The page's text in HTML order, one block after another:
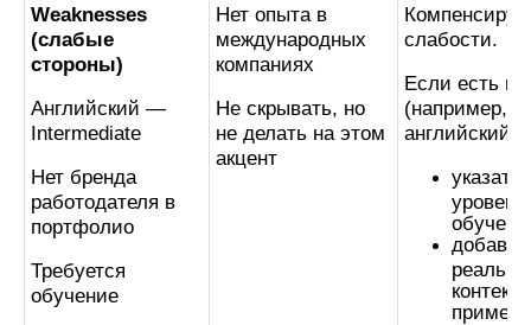
Weaknesses
(слабые
стороны)
Английский —
Intermediate
Нет бренда
работодателя в
портфолио
Требуется
обучение
Нет опыта в
международных
компаниях
Не скрывать, но
не делать на этом
акцент
слабости.
Если есть
(например,
английский):
указать
уровень
контекст